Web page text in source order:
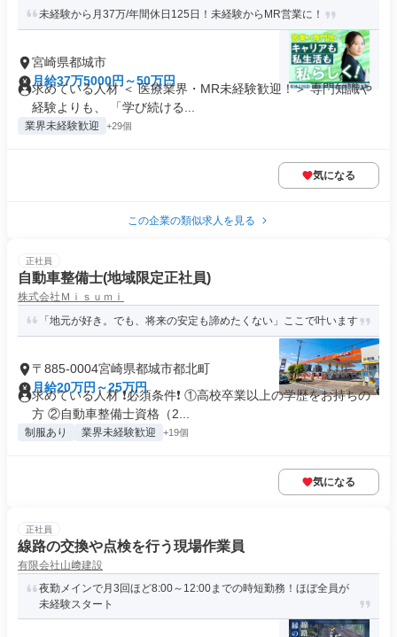
未経験から月37万/年間休日125日！未経験からMR営業に！
宮崎県都城市
月給37万5000円～50万円
求めている人材 ＜ 医療業界・MR未経験歓迎！＞ 専門知識や
経験よりも、 「学び続ける...
業界未経験歓迎 +29個
気になる
この企業の類似求人を見る
正社員
自動車整備士(地域限定正社員)
株式会社Ｍｉｓｕｍｉ
「地元が好き。でも、将来の安定も諦めたくない」ここで叶います
〒885-0004宮崎県都城市都北町
月給20万円～25万円
求めている人材 ❗必須条件❗ ①高校卒業以上の学歴をお持ちの
方 ②自動車整備士資格（2...
制服あり 業界未経験歓迎 +19個
気になる
正社員
線路の交換や点検を行う現場作業員
有限会社山﨑建設
夜勤メインで月3回ほど8:00～12:00までの時短勤務！ほぼ全員が
未経験スタート